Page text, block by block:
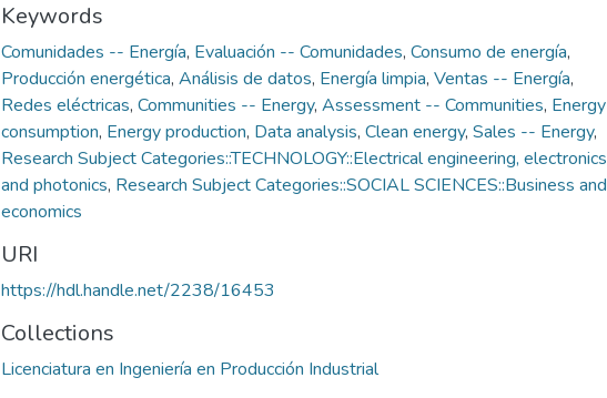
Keywords
Comunidades -- Energía, Evaluación -- Comunidades, Consumo de energía,
Producción energética, Análisis de datos, Energía limpia, Ventas -- Energía,
Redes eléctricas, Communities -- Energy, Assessment -- Communities, Energy
consumption, Energy production, Data analysis, Clean energy, Sales -- Energy,
Research Subject Categories::TECHNOLOGY::Electrical engineering, electronics
and photonics, Research Subject Categories::SOCIAL SCIENCES::Business and
economics
URI
https://hdl.handle.net/2238/16453
Collections
Licenciatura en Ingeniería en Producción Industrial